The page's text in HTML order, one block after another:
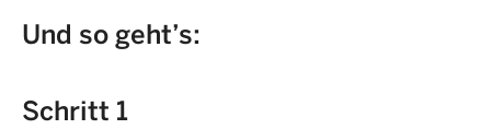
Und so geht’s:
Schritt 1